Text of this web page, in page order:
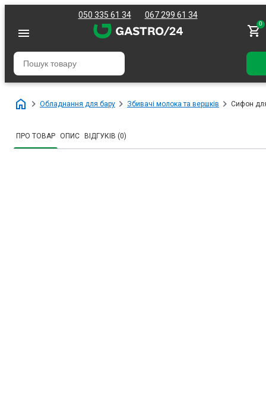
050 335 61 34 067 299 61 34
0
Обладнання для бару Збивачі молока та вершків Сифон
ПРО ТОВАР ОПИС ВІДГУКІВ (0)